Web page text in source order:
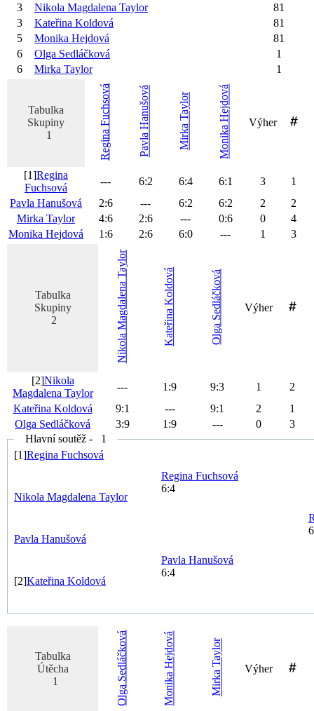
3
Nikola Magdalena Taylor
81
3
Kateřina Koldová
81
5
Monika Hejdová
81
6
Olga Sedláčková
1
6
Mirka Taylor 1
Tabulka
Skupiny
1
Regina
Fuchsová
Pavla
Hanušová
Mirka
Taylor
Monika
Hejdová
Výher
[1]Regina
Fuchsová
--- 6:2 6:4 6:1 3
1
Pavla Hanušová 2:6 --- 6:2 6:2 2
2
Mirka Taylor 4:6 2:6 --- 0:6 0
4
Monika Hejdová 1 :6 2:6 6:0 --- 1 3
Tabulka
Skupiny
2
Nikola Magdalena
Taylor
Kateřina
Koldová
Olga
Sedláčková Výher
[2]Nikola
Magdalena Taylor
--- 1 :9 9:3 1
2
Kateřina Koldová 9:1 --- 9:1 2
1
Olga Sedláčková 3:9 1 :9 --- 0
3
Hlavní soutěž - 1
[1]Regina Fuchsová
Nikola Magdalena Taylor
Pavla Hanušová
[2]Kateřina Koldová
Regina Fuchsová
6:4
Pavla Hanušová
6:4
Tabulka
Útěcha
1
Olga
Sedláčková
Monika
Hejdová
Mirka
Taylor
Výher